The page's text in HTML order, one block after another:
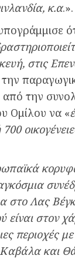
κ.α.».
στις
από την
Ομίλου να «
στο Λας
είναι στον
περιοχές
και